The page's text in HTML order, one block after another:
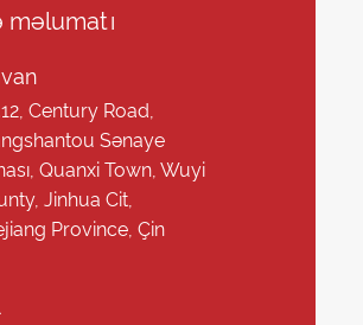
Century Road,
Sənaye
Quanxi Town, Wuyi
Jinhua Cit,
Province, Çin